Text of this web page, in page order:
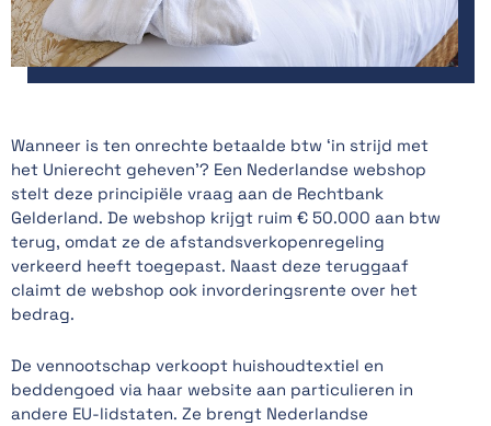
Wanneer is ten onrechte betaalde btw ‘in strijd met
het Unierecht geheven’? Een Nederlandse webshop
stelt deze principiële vraag aan de Rechtbank
Gelderland. De webshop krijgt ruim € 50.000 aan btw
terug, omdat ze de afstandsverkopenregeling
verkeerd heeft toegepast. Naast deze teruggaaf
claimt de webshop ook invorderingsrente over het
bedrag.
De vennootschap verkoopt huishoudtextiel en
beddengoed via haar website aan particulieren in
andere EU-lidstaten. Ze brengt Nederlandse